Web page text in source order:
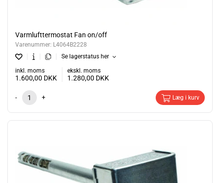
Varmlufttermostat Fan on/off
Varenummer: L4064B2228
Se lagerstatus her
inkl. moms
1.600,00 DKK
ekskl. moms
1.280,00 DKK
- + Læg i kurv